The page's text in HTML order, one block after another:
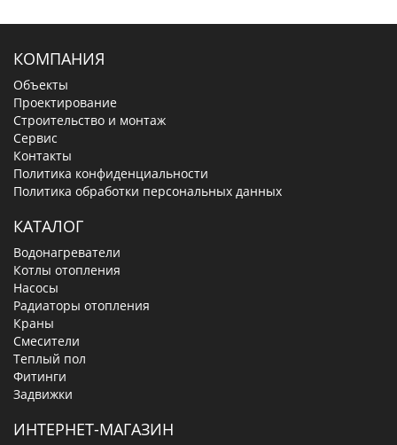
КОМПАНИЯ
Объекты
Проектирование
Строительство и монтаж
Сервис
Контакты
Политика конфиденциальности
Политика обработки персональных данных
КАТАЛОГ
Водонагреватели
Котлы отопления
Насосы
Радиаторы отопления
Краны
Смесители
Теплый пол
Фитинги
Задвижки
ИНТЕРНЕТ-МАГАЗИН